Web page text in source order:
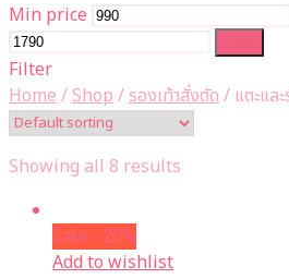
Min price
Filter
Home /Shop / รองเท้าสั่งตัด / แตะแล
Showing all 8 results
Sale - 29%
Add to wishlist